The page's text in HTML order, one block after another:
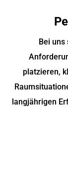
Bei uns
platzieren,
langjährigen